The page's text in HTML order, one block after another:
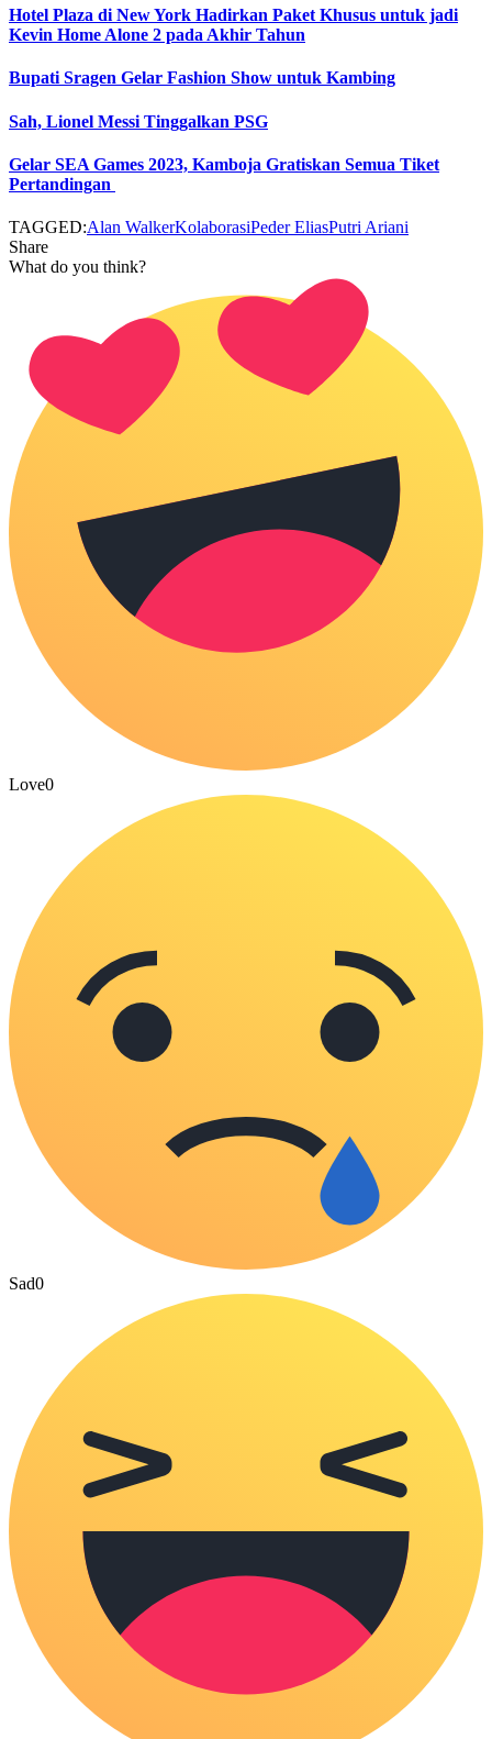
Hotel Plaza di New York Hadirkan Paket Khusus untuk jadi
Kevin Home Alone 2 pada Akhir Tahun
Bupati Sragen Gelar Fashion Show untuk Kambing
Sah, Lionel Messi Tinggalkan PSG
Gelar SEA Games 2023, Kamboja Gratiskan Semua Tiket
Pertandingan
TAGGED:Alan WalkerKolaborasiPeder EliasPutri Ariani
Share
What do you think?
Love0
Sad0